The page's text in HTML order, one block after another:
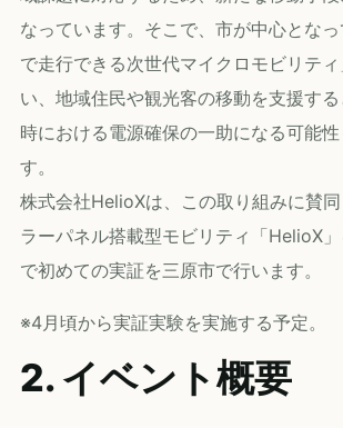
なっています。そこで、市が中心とな
で走行できる次世代マイクロモビリテ
い、地域住民や観光客の移動を支援す
時における電源確保の一助になる可能性
す。
株式会社HelioXは、この取り組みに賛
ラーパネル搭載型モビリティ「HelioX
で初めての実証を三原市で行います。
※4月頃から実証実験を実施する予定。
2. イベント概要